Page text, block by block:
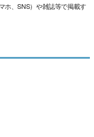
ホ、SNS）や雑誌等で掲載す